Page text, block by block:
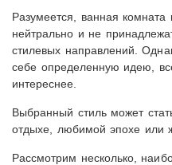
Разумеется, ванная
нейтрально и не
стилевых направлений.
себе определенную идею,
интереснее.
Выбранный стиль может
отдыхе, любимой эпохе или
Рассмотрим несколько,